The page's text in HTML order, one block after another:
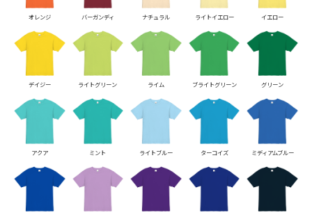
オレンジ バーガンディ ナチュラル ライトイエロー イエロー
デイジー ライトグリーン ライム ブライトグリーン グリーン
アクア ミント ライトブルー ターコイズ ミディアムブルー